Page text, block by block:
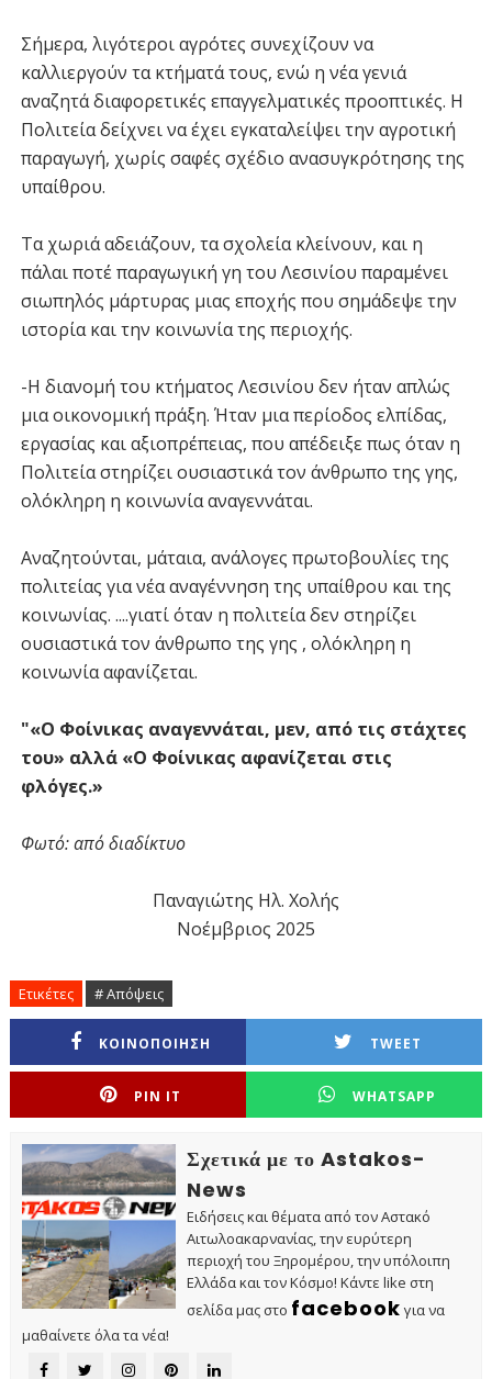
Σήμερα, λιγότεροι αγρότες συνεχίζουν να
καλλιεργούν τα κτήματά τους, ενώ η νέα γενιά
αναζητά διαφορετικές επαγγελματικές προοπτικές. Η
Πολιτεία δείχνει να έχει εγκαταλείψει την αγροτική
παραγωγή, χωρίς σαφές σχέδιο ανασυγκρότησης της
υπαίθρου.
Τα χωριά αδειάζουν, τα σχολεία κλείνουν, και η
πάλαι ποτέ παραγωγική γη του Λεσινίου παραμένει
σιωπηλός μάρτυρας μιας εποχής που σημάδεψε την
ιστορία και την κοινωνία της περιοχής.
-Η διανομή του κτήματος Λεσινίου δεν ήταν απλώς
μια οικονομική πράξη. Ήταν μια περίοδος ελπίδας,
εργασίας και αξιοπρέπειας, που απέδειξε πως όταν η
Πολιτεία στηρίζει ουσιαστικά τον άνθρωπο της γης,
ολόκληρη η κοινωνία αναγεννάται.
Αναζητούνται, μάταια, ανάλογες πρωτοβουλίες της
πολιτείας για νέα αναγέννηση της υπαίθρου και της
κοινωνίας. ....γιατί όταν η πολιτεία δεν στηρίζει
ουσιαστικά τον άνθρωπο της γης , ολόκληρη η
κοινωνία αφανίζεται.
"«Ο Φοίνικας αναγεννάται, μεν, από τις στάχτες
του» αλλά «Ο Φοίνικας αφανίζεται στις
φλόγες.»
Φωτό: από διαδίκτυο
Παναγιώτης Ηλ. Χολής
Νοέμβριος 2025
Ετικέτες # Απόψεις
ΚΟΙΝΟΠΟΙΗΣΗ TWEET
PIN IT WHATSAPP
Σχετικά με το Astakos-
News
Ειδήσεις και θέματα από τον Αστακό
Αιτωλοακαρνανίας, την ευρύτερη
περιοχή του Ξηρομέρου, την υπόλοιπη
Ελλάδα και τον Κόσμο! Κάντε like στη
σελίδα μας στο facebook για να
μαθαίνετε όλα τα νέα!